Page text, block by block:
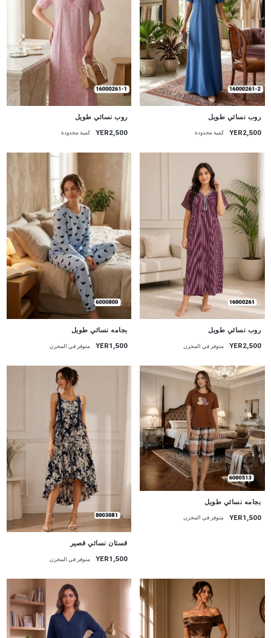
روب نسائي طويل
YER2,500 كمية محدودة
روب نسائي طويل
YER2,500 كمية محدودة
روب نسائي طويل
YER2,500 متوفر في المخزن
بجامه نسائي طويل
YER1,500 متوفر في المخزن
بجامه نسائي طويل
YER1,500 متوفر في المخزن
جديد
قستان نسائي قصير
YER1,500 متوفر في المخزن